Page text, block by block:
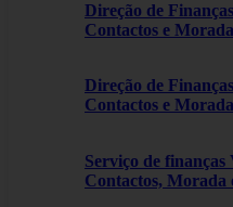
Direção de
Contactos e Morada
Direção de
Contactos e Morada
Serviço de finanças
Contactos, Morada